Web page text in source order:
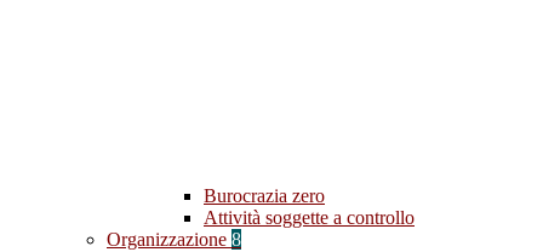
Burocrazia zero
Attività soggette a controllo
Organizzazione 8